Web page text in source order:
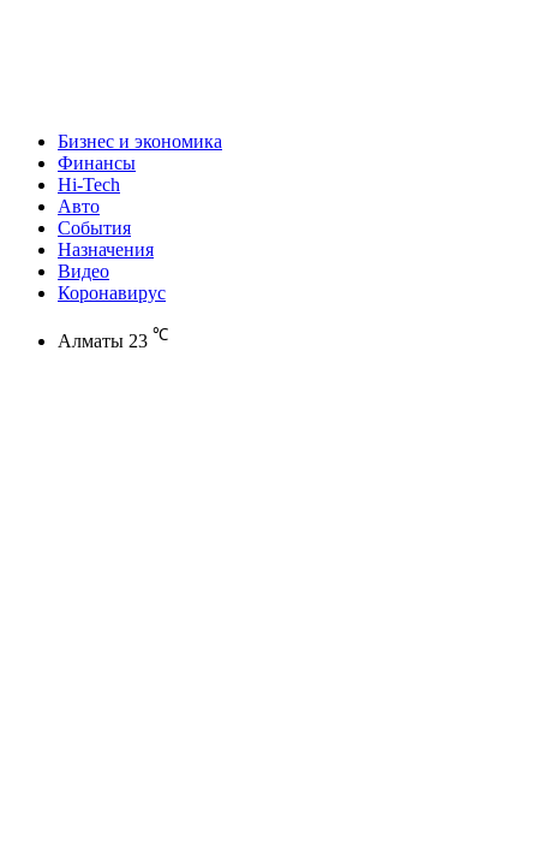
Бизнес и экономика
Финансы
Hi-Tech
Авто
События
Назначения
Видео
Коронавирус
Алматы 23 ℃